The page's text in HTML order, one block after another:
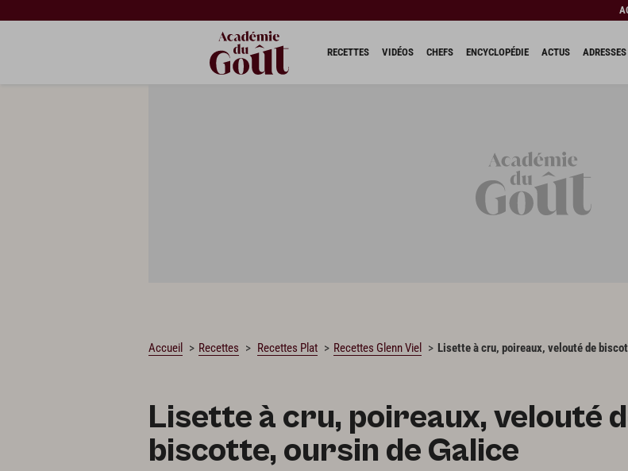
RECETTES VIDÉOS CHEFS ENCYCLOPÉDIE ACTUS ADRESSES
Accueil Recettes Recettes Plat Recettes Glenn Viel Lisette à cru, poireaux, velouté de
Lisette à cru, poireaux, velouté
biscotte, oursin de Galice
CHARGEMENT…